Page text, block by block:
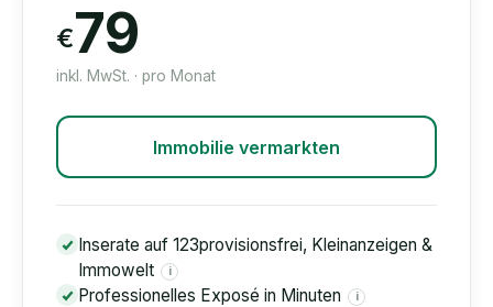
€79
inkl. MwSt. · pro Monat
Immobilie vermarkten
Inserate auf 123provisionsfrei, Kleinanzeigen &
Immowelt
i
Professionelles Exposé in Minuten i